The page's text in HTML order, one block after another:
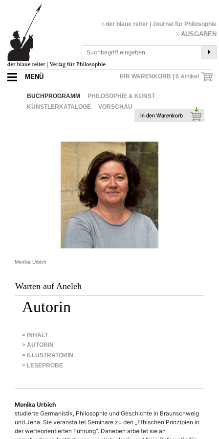
IHR WARENKORB | 0 Artikel
der blaue reiter | Journal für Philosophie
AUSGABEN
MENÜ
BUCHPROGRAMM
PHILOSOPHIE & KUNST
KÜNSTLERKATALOGE
VORSCHAU
Monika Urbich
Warten auf Aneleh
Autorin
> INHALT
> AUTORIN
> ILLUSTRATORIN
> LESEPROBE
Monika Urbich
studierte Germanistik, Philosophie und Geschichte in Braunschweig
und Jena. Sie veranstaltet Seminare zu den „Ethischen Prinzipien in
der werteorientierten Führung“. Daneben arbeitet sie an